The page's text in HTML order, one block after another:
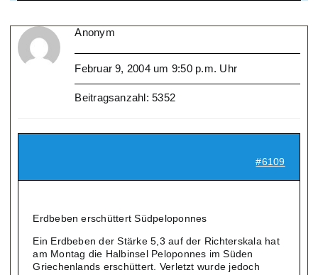
Anonym
Februar 9, 2004 um 9:50 p.m. Uhr
Beitragsanzahl: 5352
#6109
Erdbeben erschüttert Südpeloponnes
Ein Erdbeben der Stärke 5,3 auf der Richterskala hat
am Montag die Halbinsel Peloponnes im Süden
Griechenlands erschüttert. Verletzt wurde jedoch